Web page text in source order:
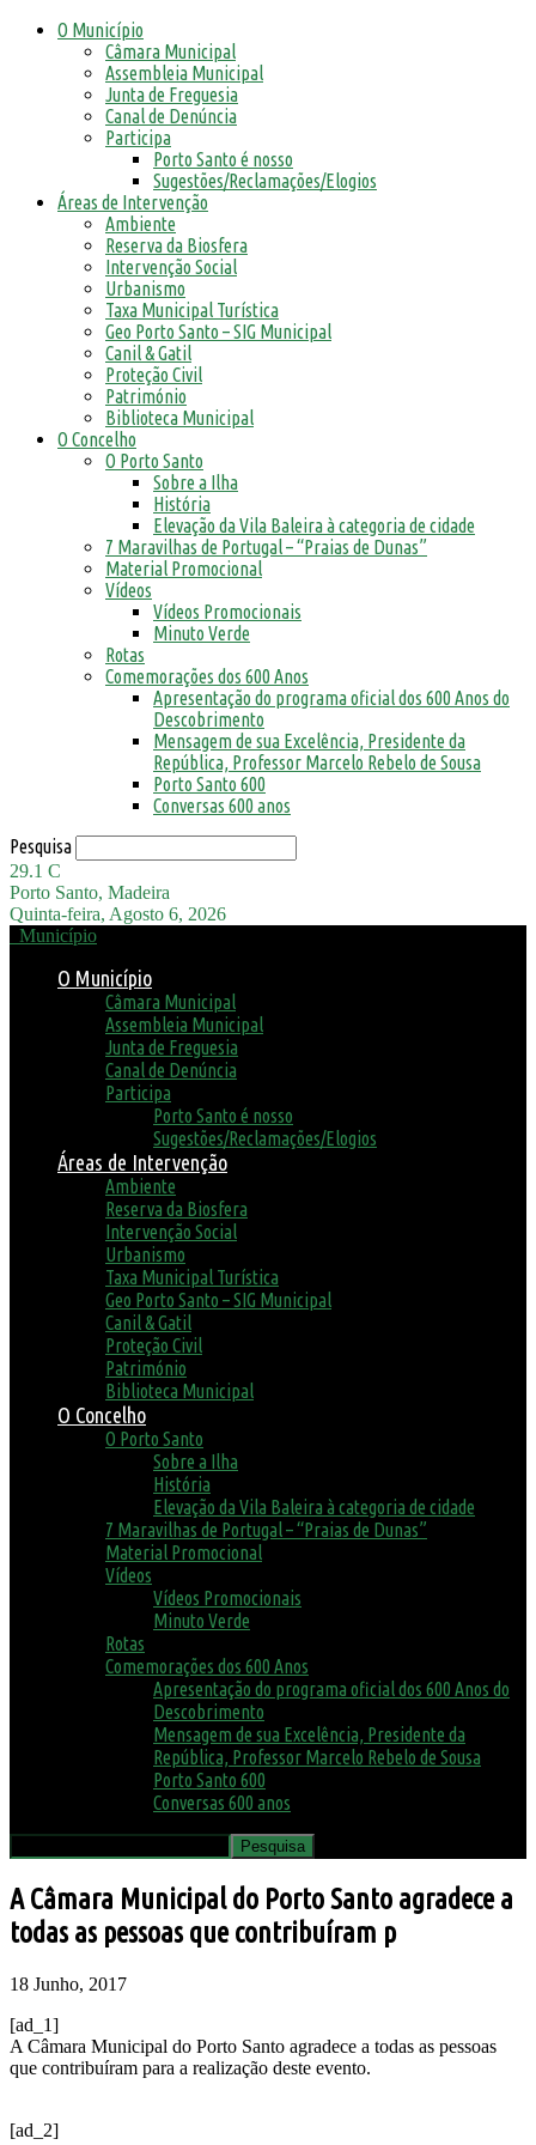
O Município
Câmara Municipal
Assembleia Municipal
Junta de Freguesia
Canal de Denúncia
Participa
Porto Santo é nosso
Sugestões/Reclamações/Elogios
Áreas de Intervenção
Ambiente
Reserva da Biosfera
Intervenção Social
Urbanismo
Taxa Municipal Turística
Geo Porto Santo – SIG Municipal
Canil & Gatil
Proteção Civil
Património
Biblioteca Municipal
O Concelho
O Porto Santo
Sobre a Ilha
História
Elevação da Vila Baleira à categoria de cidade
7 Maravilhas de Portugal – “Praias de Dunas”
Material Promocional
Vídeos
Vídeos Promocionais
Minuto Verde
Rotas
Comemorações dos 600 Anos
Apresentação do programa oficial dos 600 Anos do
Descobrimento
Mensagem de sua Excelência, Presidente da
República, Professor Marcelo Rebelo de Sousa
Porto Santo 600
Conversas 600 anos
Pesquisa
29.1 C
Porto Santo, Madeira
Quinta-feira, Agosto 6, 2026
Município
O Município
Câmara Municipal
Assembleia Municipal
Junta de Freguesia
Canal de Denúncia
Participa
Porto Santo é nosso
Sugestões/Reclamações/Elogios
Áreas de Intervenção
Ambiente
Reserva da Biosfera
Intervenção Social
Urbanismo
Taxa Municipal Turística
Geo Porto Santo – SIG Municipal
Canil & Gatil
Proteção Civil
Património
Biblioteca Municipal
O Concelho
O Porto Santo
Sobre a Ilha
História
Elevação da Vila Baleira à categoria de cidade
7 Maravilhas de Portugal – “Praias de Dunas”
Material Promocional
Vídeos
Vídeos Promocionais
Minuto Verde
Rotas
Comemorações dos 600 Anos
Apresentação do programa oficial dos 600 Anos do
Descobrimento
Mensagem de sua Excelência, Presidente da
República, Professor Marcelo Rebelo de Sousa
Porto Santo 600
Conversas 600 anos
A Câmara Municipal do Porto Santo agradece a
todas as pessoas que contribuíram p
18 Junho, 2017
[ad_1]
A Câmara Municipal do Porto Santo agradece a todas as pessoas
que contribuíram para a realização deste evento.
[ad_2]